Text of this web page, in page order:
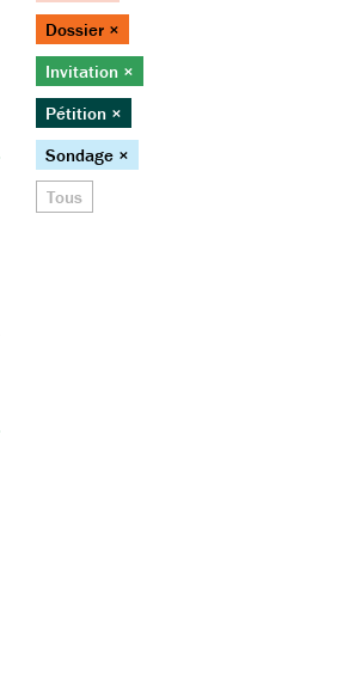
Dossier ×
Invitation ×
Pétition ×
Sondage ×
Tous